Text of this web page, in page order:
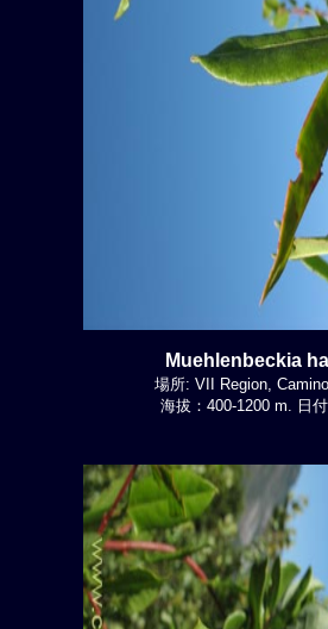
Muehlenbeckia
場所: VII Region,
海拔：400-1200 m. 日